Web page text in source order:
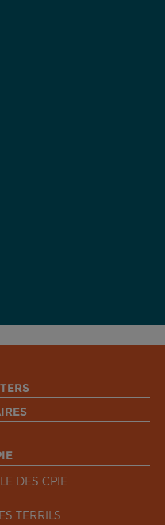
DES CPIE
TERRILS